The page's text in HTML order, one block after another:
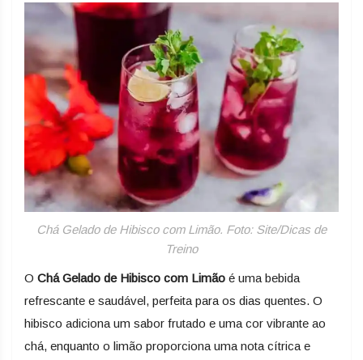
Chá Gelado de Hibisco com Limão. Foto: Site/Dicas de
Treino
O Chá Gelado de Hibisco com Limão é uma bebida
refrescante e saudável, perfeita para os dias quentes. O
hibisco adiciona um sabor frutado e uma cor vibrante ao
chá, enquanto o limão proporciona uma nota cítrica e